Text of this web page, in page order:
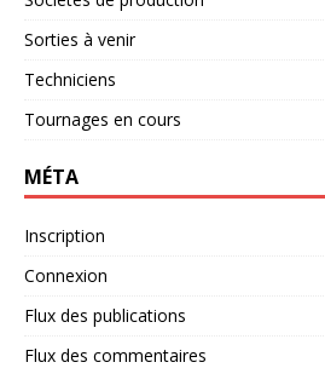
Sorties à venir
Techniciens
Tournages en cours
MÉTA
Inscription
Connexion
Flux des publications
Flux des commentaires